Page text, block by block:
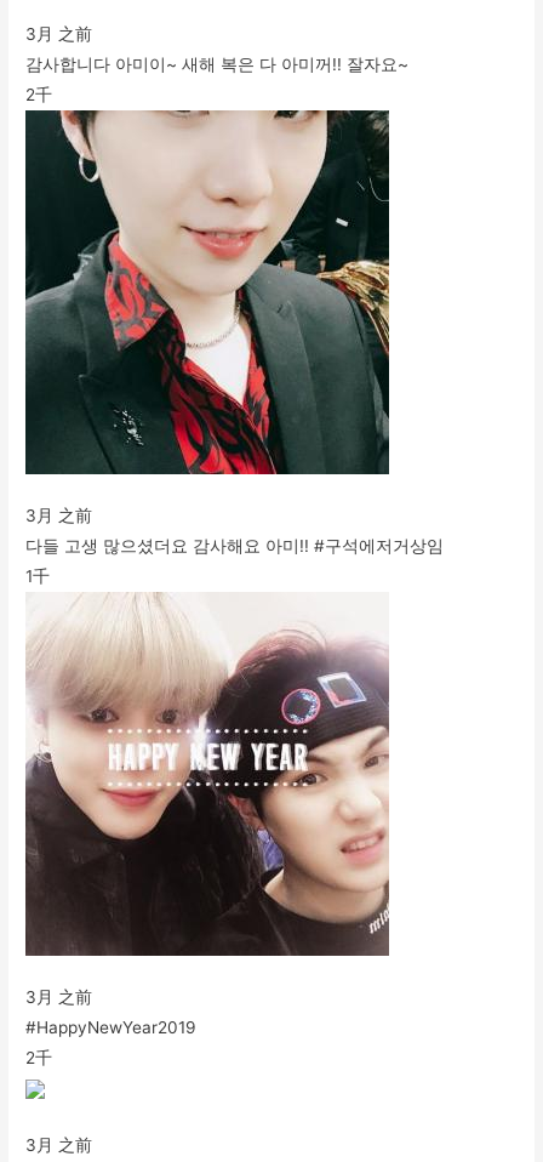
3月 之前
감사합니다 아미이~ 새해 복은 다 아미꺼!! 잘자요~
2千
3月 之前
다들 고생 많으셨더요 감사해요 아미!! #구석에저거상임
1千
3月 之前
#HappyNewYear2019
2千
3月 之前